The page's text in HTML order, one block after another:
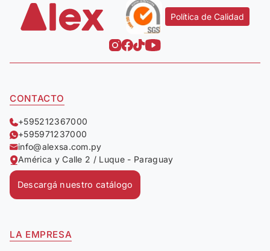
Política de Calidad
CONTACTO
+595212367000
+595971237000
info@alexsa.com.py
América y Calle 2 / Luque - Paraguay
Descargá nuestro catálogo
LA EMPRESA